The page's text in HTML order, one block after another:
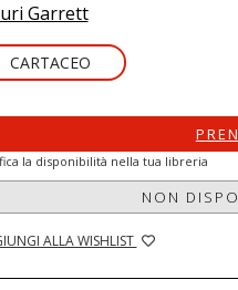
Garrett
CARTACEO
la disponibilità nella tua libreria
NON
ALLA WISHLIST